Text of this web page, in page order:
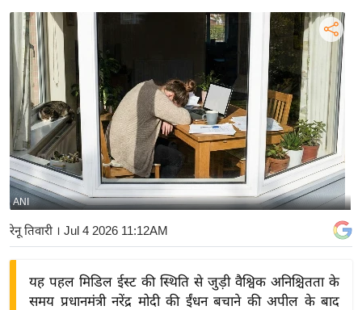
ष्ट्री
य
अं
त
र्रा
ष्ट्री
य
बि
ज़
ने
स
द्यो
ANI
रेनू तिवारी । Jul 4 2026 11:12AM
यह पहल मिडिल ईस्ट की स्थिति से जुड़ी वैश्विक अनिश्चितता के
समय प्रधानमंत्री नरेंद्र मोदी की ईंधन बचाने की अपील के बाद